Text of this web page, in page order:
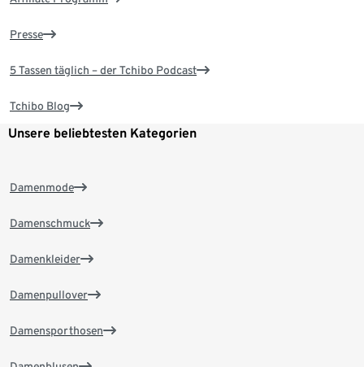
Presse
5 Tassen täglich – der Tchibo Podcast
Tchibo Blog
Unsere beliebtesten Kategorien
Damenmode
Damenschmuck
Damenkleider
Damenpullover
Damensporthosen